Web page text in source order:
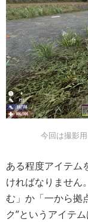
今回は撮影
ある程度アイテム
ければなりません
む」か「一から拠
ク”というアイテ